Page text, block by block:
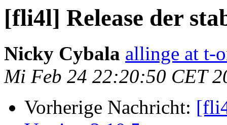
[fli4l] Release der
Nicky Cybala allinge at t-
Mi Feb 24 22:20:50 CET
Vorherige Nachricht: